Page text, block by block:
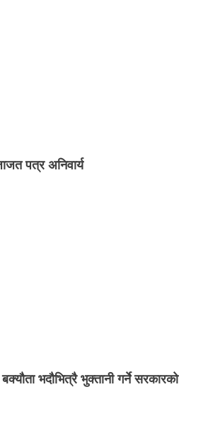
पत्र अनिवार्य
भदौभित्रै भुक्तानी गर्ने सरकारको